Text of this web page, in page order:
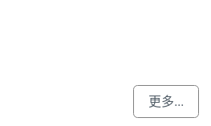
更多...